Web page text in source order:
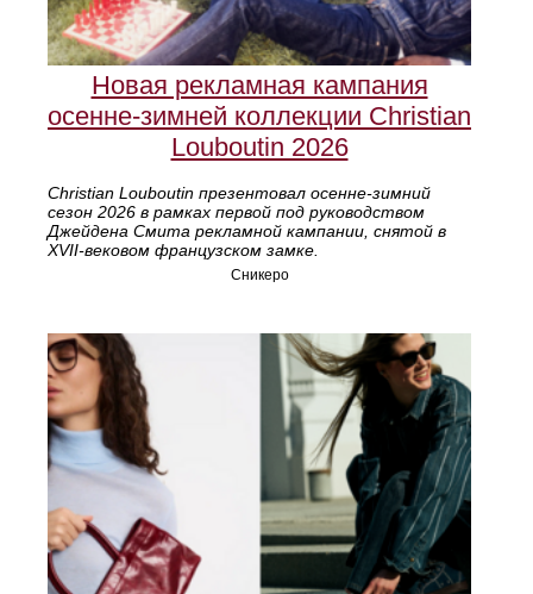
Новая рекламная кампания
осенне‑зимней коллекции Christian
Louboutin 2026
Christian Louboutin презентовал осенне‑зимний
сезон 2026 в рамках первой под руководством
Джейдена Смита рекламной кампании, снятой в
XVII‑вековом французском замке.
Сникеро